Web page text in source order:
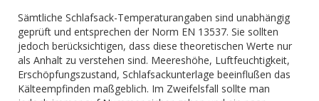
Sämtliche Schlafsack-Temperaturangaben sind unabhängig
geprüft und entsprechen der Norm EN 13537. Sie sollten
jedoch berücksichtigen, dass diese theoretischen Werte nur
als Anhalt zu verstehen sind. Meereshöhe, Luftfeuchtigkeit,
Erschöpfungszustand, Schlafsackunterlage beeinflußen das
Kälteempfinden maßgeblich. Im Zweifelsfall sollte man